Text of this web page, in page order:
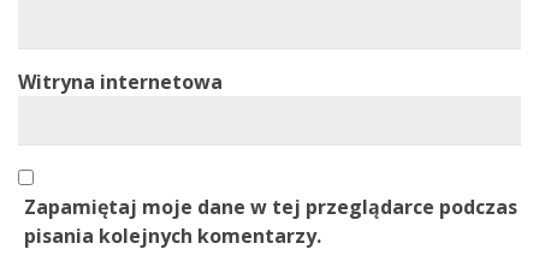
Witryna internetowa
Zapamiętaj moje dane w tej przeglądarce podczas
pisania kolejnych komentarzy.